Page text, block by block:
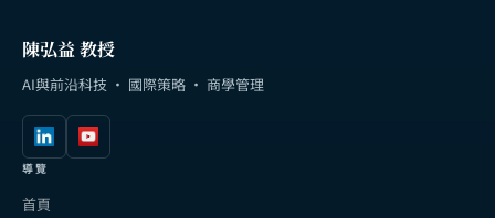
陳弘益 教授
AI與前沿科技 · 國際策略 · 商學管理
導覽
首頁